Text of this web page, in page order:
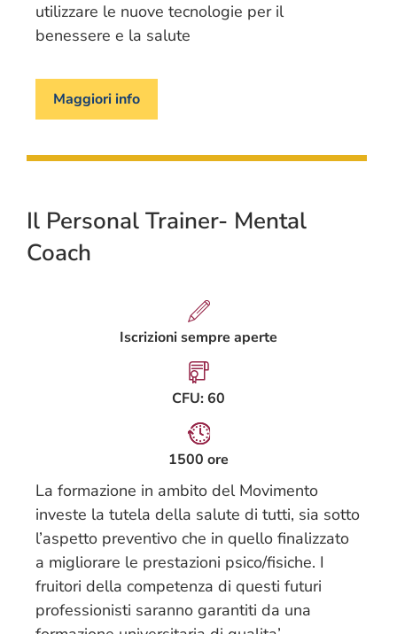
utilizzare le nuove tecnologie per il
benessere e la salute
Maggiori info
Il Personal Trainer- Mental
Coach
Iscrizioni sempre aperte
CFU: 60
1500 ore
La formazione in ambito del Movimento
investe la tutela della salute di tutti, sia sotto
l’aspetto preventivo che in quello finalizzato
a migliorare le prestazioni psico/fisiche. I
fruitori della competenza di questi futuri
professionisti saranno garantiti da una